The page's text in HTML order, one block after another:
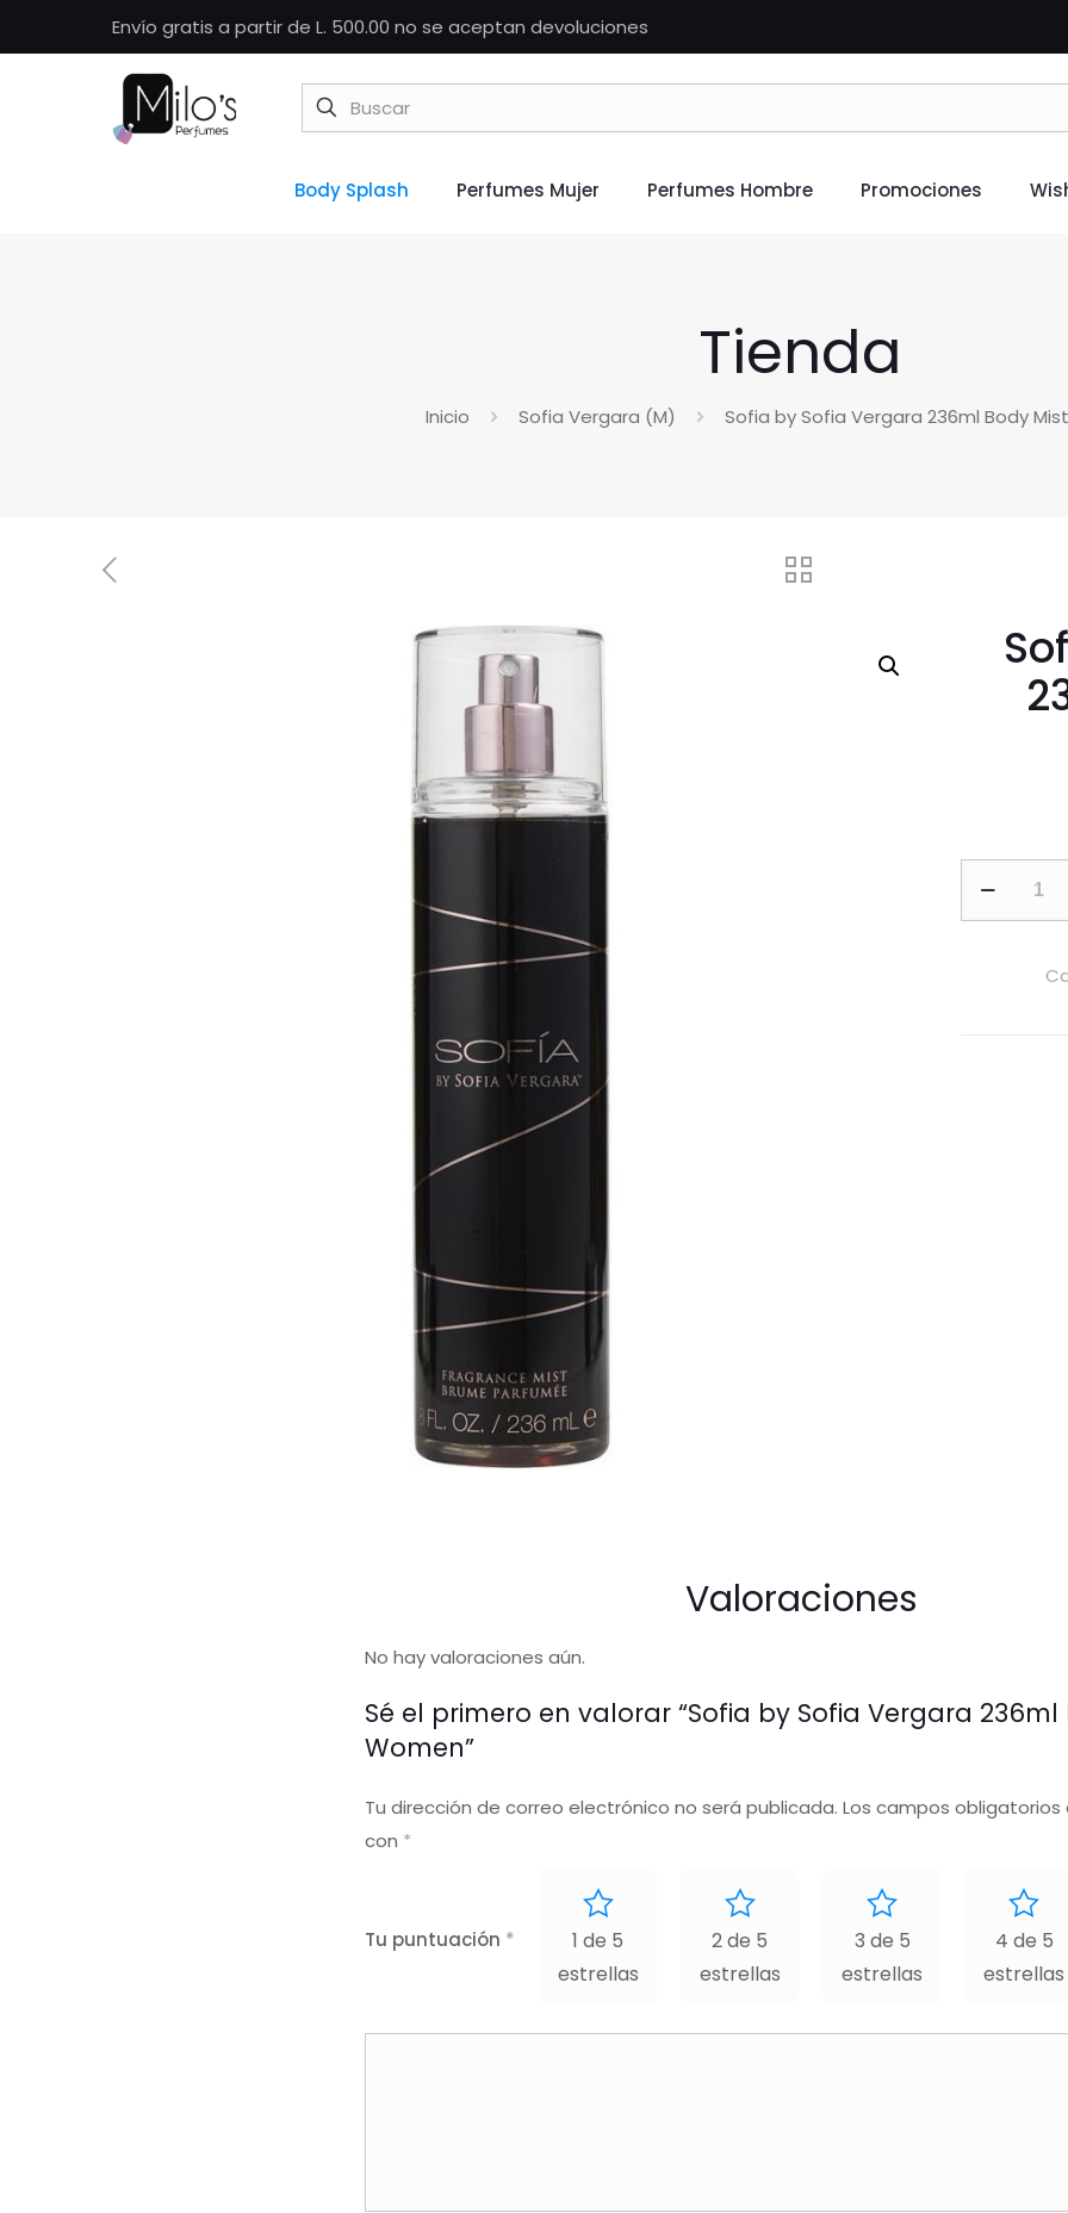
Envío gratis a partir de L. 500.00 no se aceptan devoluciones
Body Splash Perfumes Mujer Perfumes Hombre Promociones
Tienda
Inicio Sofia Vergara (M) Sofia by Sofia Vergara 236ml Body
Valoraciones
No hay valoraciones aún.
Sé el primero en valorar “Sofia by Sofia Vergara 236ml
Women”
Tu dirección de correo electrónico no será publicada. Los campos
con *
Tu puntuación *
1 de 5
estrellas
2 de 5
estrellas
3 de 5
estrellas
4 de 5
estrellas